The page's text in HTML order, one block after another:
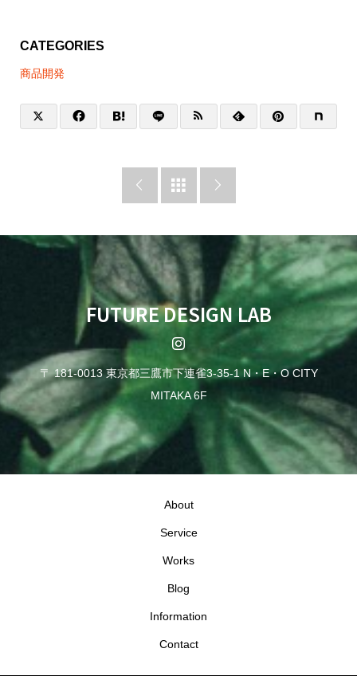
CATEGORIES
商品開発
  
FUTURE DESIGN LAB
〒 181-0013 東京都三鷹市下連雀3-35-1 N・E・O CITY
MITAKA 6F
About
Service
Works
Blog
Information
Contact